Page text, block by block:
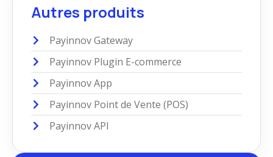
Autres produits
Payinnov Gateway
Payinnov Plugin E-commerce
Payinnov App
Payinnov Point de Vente (POS)
Payinnov API